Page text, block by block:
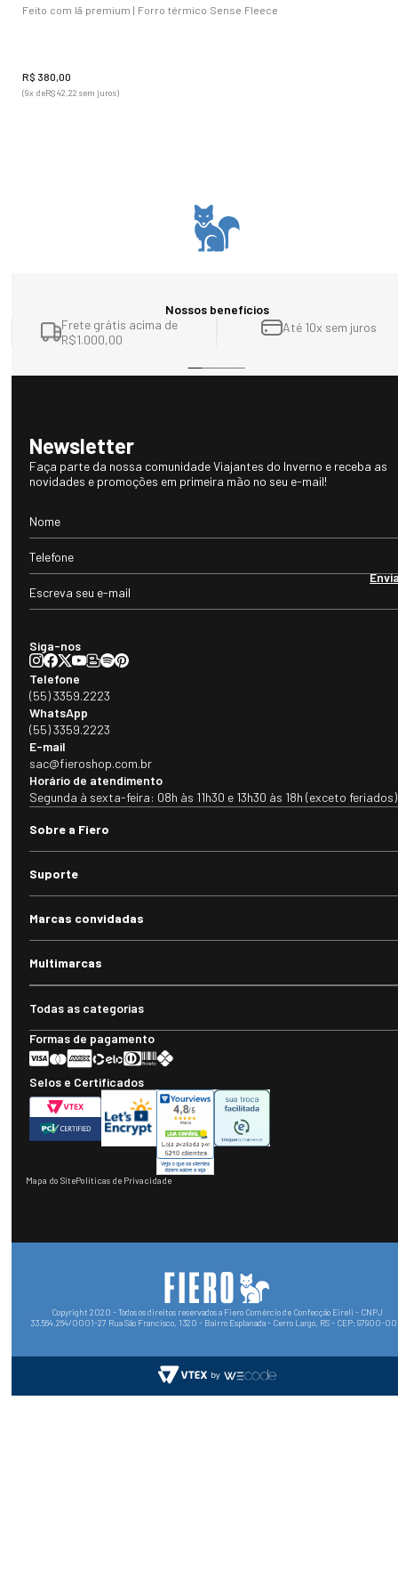
europeias. Outras ações são as auditorias nacionais e
e o seguimento dos critérios da NATIFIC, que garantem maior
Feito com lã premium | Forro térmico Sense Fleece
R$ 380 00
(9x deR$42,22 sem juros)
Nossos benefícios
Frete grátis acima de
R$1.000,00
Até 10x sem juros
Newsletter
Faça parte da nossa comunidade Viajantes do Inverno e receba as
novidades e promoções em primeira mão no seu e-mail!
Siga-nos
Telefone
(55) 3359.2223
WhatsApp
(55) 3359.2223
E-mail
sac@fieroshop.com.br
Horário de atendimento
Segunda à sexta-feira: 08h às 11h30 e 13h30 às 18h (exceto feriados)
Sobre a Fiero
Suporte
Marcas convidadas
Multimarcas
Todas as categorias
Formas de pagamento
Selos e Certificados
Mapa do SitePolíticas de Privacidade
Copyright 2020 - Todos os direitos reservados a Fiero Comércio de Confecção Eireli - CNPJ
33.564.264/0001-27 Rua São Francisco, 1320 - Bairro Esplanada - Cerro Largo, RS - CEP: 97900-